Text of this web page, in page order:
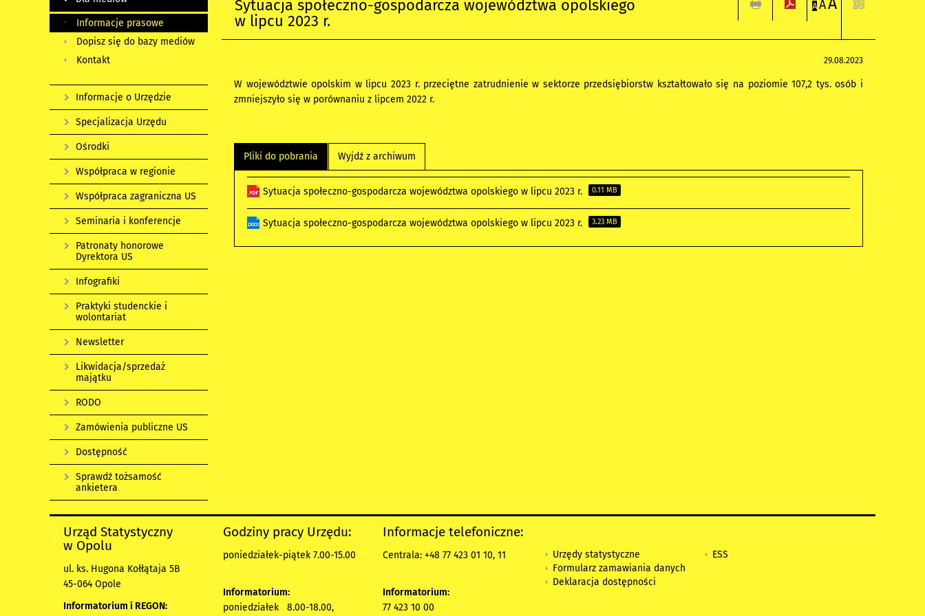
Sytuacja społeczno-gospodarcza województwa opolskiego
w lipcu 2023 r.
A AA
29.08.2023
W województwie opolskim w lipcu 2023 r. przeciętne zatrudnienie w sektorze przedsiębiorstw kształtowało się na poziomie 107,2 tys. osób i
zmniejszyło się w porównaniu z lipcem 2022 r.
Pliki do pobrania Wyjdź z archiwum
Sytuacja społeczno-gospodarcza województwa opolskiego w lipcu 2023 r. 0.11 MB
Sytuacja społeczno-gospodarcza województwa opolskiego w lipcu 2023 r. 3.23 MB
Informacje prasowe
Dopisz się do bazy mediów
Kontakt
Informacje o Urzędzie
Specjalizacja Urzędu
Ośrodki
Współpraca w regionie
Współpraca zagraniczna US
Seminaria i konferencje
Patronaty honorowe
Dyrektora US
Infografiki
Praktyki studenckie i
wolontariat
Newsletter
Likwidacja/sprzedaż
majątku
RODO
Zamówienia publiczne US
Dostępność
Sprawdź tożsamość
ankietera
Urząd Statystyczny
w Opolu
ul. ks. Hugona Kołłątaja 5B
45-064 Opole
Informatorium i REGON:
Godziny pracy Urzędu:
poniedziałek-piątek 7.00-15.00
Informatorium:
poniedziałek 8.00-18.00,
Informacje telefoniczne:
Centrala: +48 77 423 01 10, 11
Informatorium:
77 423 10 00
Urzędy statystyczne
Formularz zamawiania danych
Deklaracja dostępności
ESS